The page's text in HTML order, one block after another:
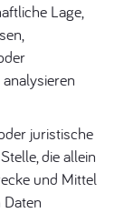
Lage,
juristische
die allein
und Mittel